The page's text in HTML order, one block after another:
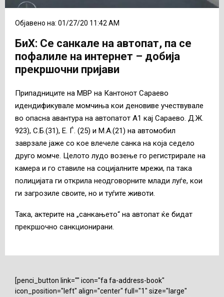
Објавено на: 01/27/20 11:42 AM
БиХ: Се санкале на автопат, па се
пофалиле на интернет – добија
прекршочни пријави
Припадниците на МВР на Кантонот Сараево
идендификувале момчиња кои деновиве учествувале
во опасна авантура на автопатот А1 кај Сараево. Д.Ж.
923), С.Б.(31), Е. Ѓ. (25) и М.А.(21) на автомобил
заврзале јаже со кое влечеле санка на која седело
друго момче. Целото лудо возење го регистрирале на
камера и го ставиле на социјалните мрежи, па така
полицијата ги открила неодговорните млади луѓе, кои
ги загрозиле своите, но и туѓите животи.
Така, актерите на „санкањето“ на автопат ќе бидат
прекршочно санкционирани.
[penci_button link="" icon="fa fa-address-book"
icon_position="left" align="center" full="1" size="large"